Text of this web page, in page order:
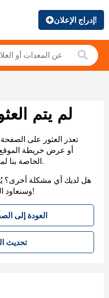
إدراج الإعلان!
لم يتم
تعذر العثور على
الخاصة بنا لمساعدتك في العثور على ما تريد.
هل لديك أي مشكلة أخرى؟
وسنعاود التواصل معك. شكرًا على صبرك!
العودة إلى
تحديث الصفحة